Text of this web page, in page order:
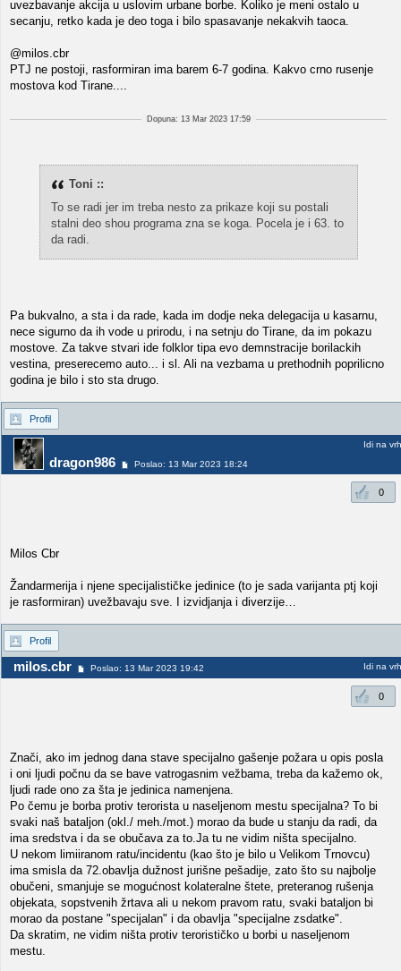
uvezbavanje akcija u uslovim urbane borbe. Koliko je meni ostalo u
secanju, retko kada je deo toga i bilo spasavanje nekakvih taoca.
@milos.cbr
PTJ ne postoji, rasformiran ima barem 6-7 godina. Kakvo crno rusenje
mostova kod Tirane....
Dopuna: 13 Mar 2023 17:59
Toni ::
To se radi jer im treba nesto za prikaze koji su postali
stalni deo shou programa zna se koga. Pocela je i 63. to
da radi.
Pa bukvalno, a sta i da rade, kada im dodje neka delegacija u kasarnu,
nece sigurno da ih vode u prirodu, i na setnju do Tirane, da im pokazu
mostove. Za takve stvari ide folklor tipa evo demnstracije borilackih
vestina, preserecemo auto... i sl. Ali na vezbama u prethodnih poprilicno
godina je bilo i sto sta drugo.
Profil
dragon986 Poslao: 13 Mar 2023 18:24
Idi na vrh
0
Milos Cbr
Žandarmerija i njene specijalističke jedinice (to je sada varijanta ptj koji
je rasformiran) uvežbavaju sve. I izvidjanja i diverzije…
Profil
milos.cbr Poslao: 13 Mar 2023 19:42 Idi na vrh
0
Znači, ako im jednog dana stave specijalno gašenje požara u opis posla
i oni ljudi počnu da se bave vatrogasnim vežbama, treba da kažemo ok,
ljudi rade ono za šta je jedinica namenjena.
Po čemu je borba protiv terorista u naseljenom mestu specijalna? To bi
svaki naš bataljon (okl./ meh./mot.) morao da bude u stanju da radi, da
ima sredstva i da se obučava za to.Ja tu ne vidim ništa specijalno.
U nekom limiiranom ratu/incidentu (kao što je bilo u Velikom Trnovcu)
ima smisla da 72.obavlja dužnost jurišne pešadije, zato što su najbolje
obučeni, smanjuje se mogućnost kolateralne štete, preteranog rušenja
objekata, sopstvenih žrtava ali u nekom pravom ratu, svaki bataljon bi
morao da postane "specijalan" i da obavlja "specijalne zsdatke".
Da skratim, ne vidim ništa protiv terorističko u borbi u naseljenom
mestu.